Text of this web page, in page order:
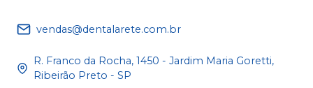
vendas@dentalarete.com.br
R. Franco da Rocha, 1450 - Jardim Maria Goretti,
Ribeirão Preto - SP